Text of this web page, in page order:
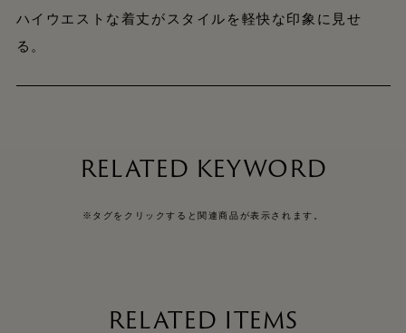
ハイウエストな着丈がスタイルを軽快な印象に見せ
る。
RELATED KEYWORD
※タグをクリックすると関連商品が表示されます。
RELATED ITEMS